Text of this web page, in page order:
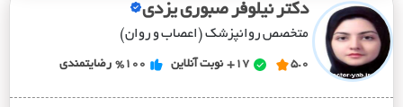
دکتر نیلوفر صبوری یزدی
متخصص روانپزشک (اعصاب و روان)
5.0
17+ نوبت آنلاین %100 رضایتمندی